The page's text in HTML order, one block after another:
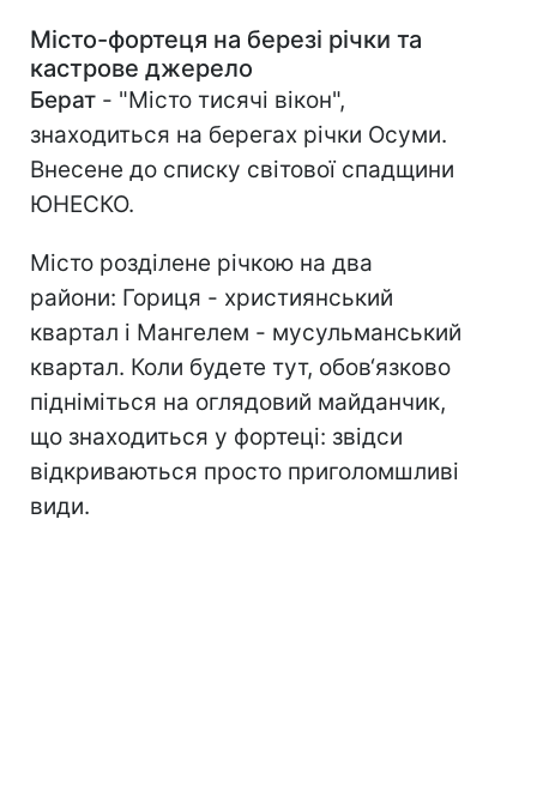
Місто-фортеця на березі річки та
кастрове джерело
Берат - "Місто тисячі вікон",
знаходиться на берегах річки Осуми.
Внесене до списку світової спадщини
ЮНЕСКО.
Місто розділене річкою на два
райони: Гориця - християнський
квартал і Мангелем - мусульманський
квартал. Коли будете тут, обов‘язково
підніміться на оглядовий майданчик,
що знаходиться у фортеці: звідси
відкриваються просто приголомшливі
види.